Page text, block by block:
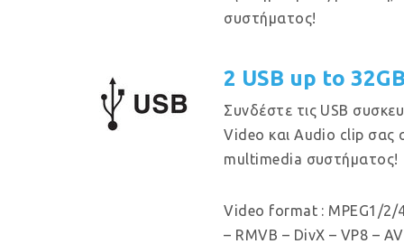
συστήματος!
2 USB up to
Συνδέστε τις USB
Video και Audio clip σας
multimedia συστήματος!
Video format : MPEG1/2/
– RMVB – DivX – VP8 –